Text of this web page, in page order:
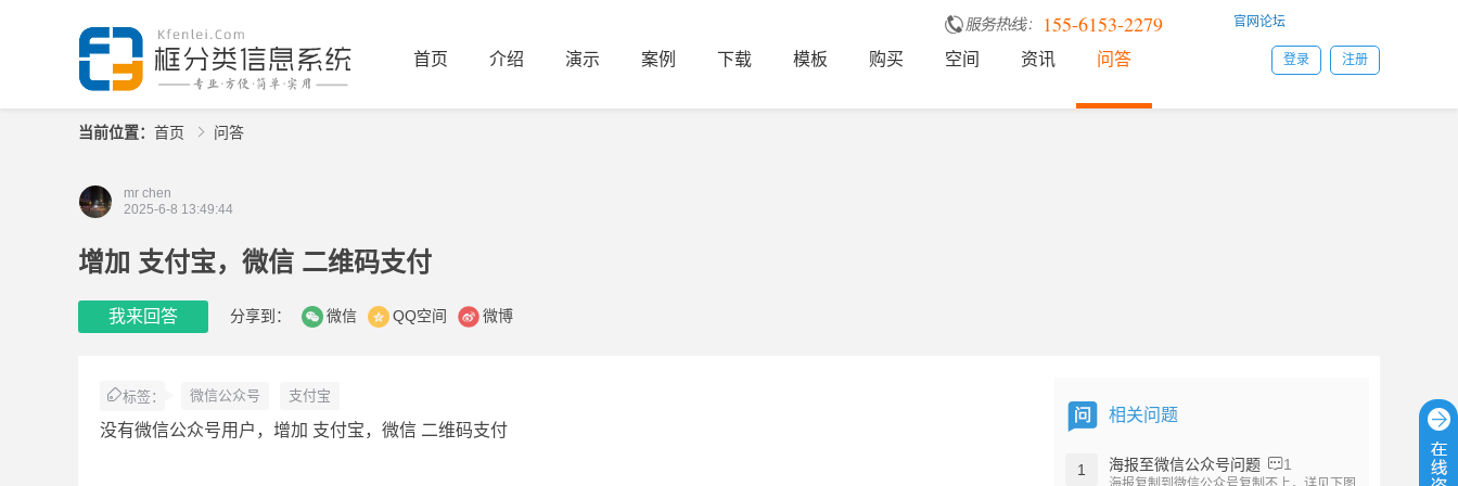
首页 介绍 演示 案例 下载 模板 购买 空间 资讯 问答 登录 注册
155-6153-2279 官网论坛
当前位置： 首页 问答
mr chen
2025-6-8 13:49:44
增加 支付宝，微信 二维码支付
我来回答 分享到： 微信 QQ空间 微博
标签： 微信公众号 支付宝
没有微信公众号用户，增加 支付宝，微信 二维码支付
相关问题
1 海报至微信公众号问题 1